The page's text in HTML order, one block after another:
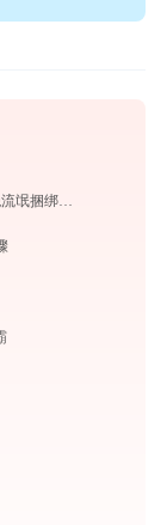
2026装机严选：电脑端音乐播放器评测，拒绝流氓捆绑，还原极致无损心流音质